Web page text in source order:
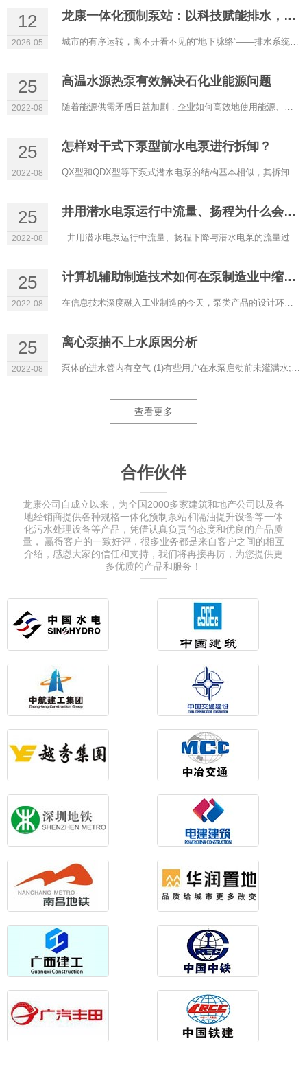
12
2026-05
龙康一体化预制泵站：以科技赋能排水，用匠心守护城市肌理
城市的有序运转，离不开看不见的“地下脉络”——排水系统如同城市的“静脉”，承载着雨水疏导、污水转运的重要使命，...
25
2022-08
高温水源热泵有效解决石化业能源问题
随着能源供需矛盾日益加剧，企业如何高效地使用能源、回收各种余热从而节能降耗，已成为迫切需要解决的问题。高温...
25
2022-08
怎样对干式下泵型前水电泵进行拆卸？
QX型和QDX型等下泵式潜水电泵的结构基本相似，其拆卸和装配过程也基本相同： 1、**先拆下密封油室的加油螺钉，将...
25
2022-08
井用潜水电泵运行中流量、扬程为什么会下降，原因何在？如何处理
井用潜水电泵运行中流量、扬程下降与潜水电泵的流量过大、潜入深度不够、潜水泵叶轮或泵体流道受杂物阻塞等原因...
25
2022-08
计算机辅助制造技术如何在泵制造业中缩短生产周期？
在信息技术深度融入工业制造的今天，泵类产品的设计环节已广泛采用计算机辅助设计（CAD）等技术，显著提升了设计效...
25
2022-08
离心泵抽不上水原因分析
泵体的进水管内有空气 (1)有些用户在水泵启动前未灌满水;有时看上去灌的水已从放气孔溢出，但未转动泵轴交空气完...
查看更多
合作伙伴
龙康公司自成立以来，为全国2000多家建筑和地产公司以及各
地经销商提供各种规格一体化预制泵站和隔油提升设备等一体
化污水处理设备等产品，凭借认真负责的态度和优良的产品质
量， 赢得客户的一致好评，很多业务都是来自客户之间的相互
介绍，感恩大家的信任和支持，我们将再接再厉，为您提供更
多优质的产品和服务！